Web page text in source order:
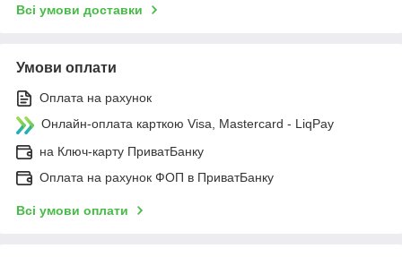
Всі умови доставки
Умови оплати
Оплата на рахунок
Онлайн-оплата карткою Visa, Mastercard - LiqPay
на Ключ-карту ПриватБанку
Оплата на рахунок ФОП в ПриватБанку
Всі умови оплати